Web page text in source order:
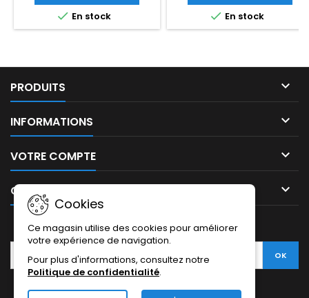
 En stock  En stock
PRODUITS 
INFORMATIONS 
VOTRE COMPTE 
CONTACT 
Cookies
Ce magasin utilise des cookies pour améliorer
votre expérience de navigation.
Pour plus d'informations, consultez notre
Politique de confidentialité.
LETTRE D'INFORMATIONS